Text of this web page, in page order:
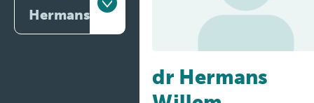
Hermans
dr Hermans